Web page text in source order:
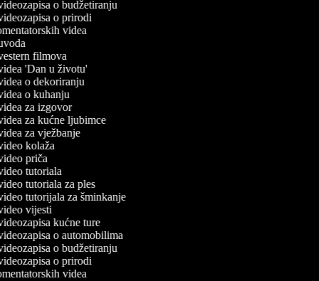
o budžetiranju
o prirodi
videa
filmova
'Dan u životu'
o dekoriranju
o kuhanju
za izgovor
za kućne ljubimce
za vježbanje
kolaža
priča
tutoriala
tutoriala za ples
tutorijala za šminkanje
vijesti
kućne ture
o automobilima
o budžetiranju
o prirodi
videa